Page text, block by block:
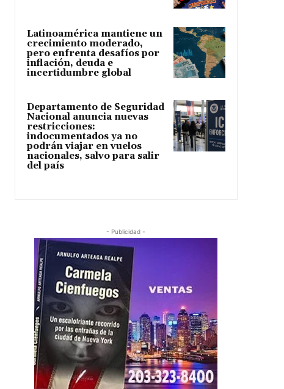
Latinoamérica mantiene un
crecimiento moderado,
pero enfrenta desafíos por
inflación, deuda e
incertidumbre global
Departamento de Seguridad
Nacional anuncia nuevas
restricciones:
indocumentados ya no
podrán viajar en vuelos
nacionales, salvo para salir
del país
- Publicidad -